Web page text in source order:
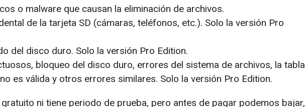
o malware que causan la eliminación de archivos.
de la tarjeta SD (cámaras, teléfonos, etc.). Solo la versión Pro
del disco duro. Solo la versión Pro Edition.
bloqueo del disco duro, errores del sistema de archivos, la tabla
es válida y otros errores similares. Solo la versión Pro Edition.
ni tiene periodo de prueba, pero antes de pagar podemos bajar,